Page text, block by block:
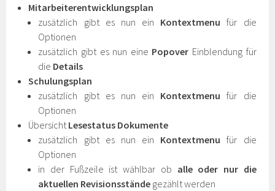
Mitarbeiterentwicklungsplan
zusätzlich gibt es nun ein Kontextmenu für die
Optionen
zusätzlich gibt es nun eine Popover Einblendung für
die Details
Schulungsplan
zusätzlich gibt es nun ein Kontextmenu für die
Optionen
Übersicht Lesestatus Dokumente
zusätzlich gibt es nun ein Kontextmenu für die
Optionen
in der Fußzeile ist wählbar ob alle oder nur die
aktuellen Revisionsstände gezählt werden